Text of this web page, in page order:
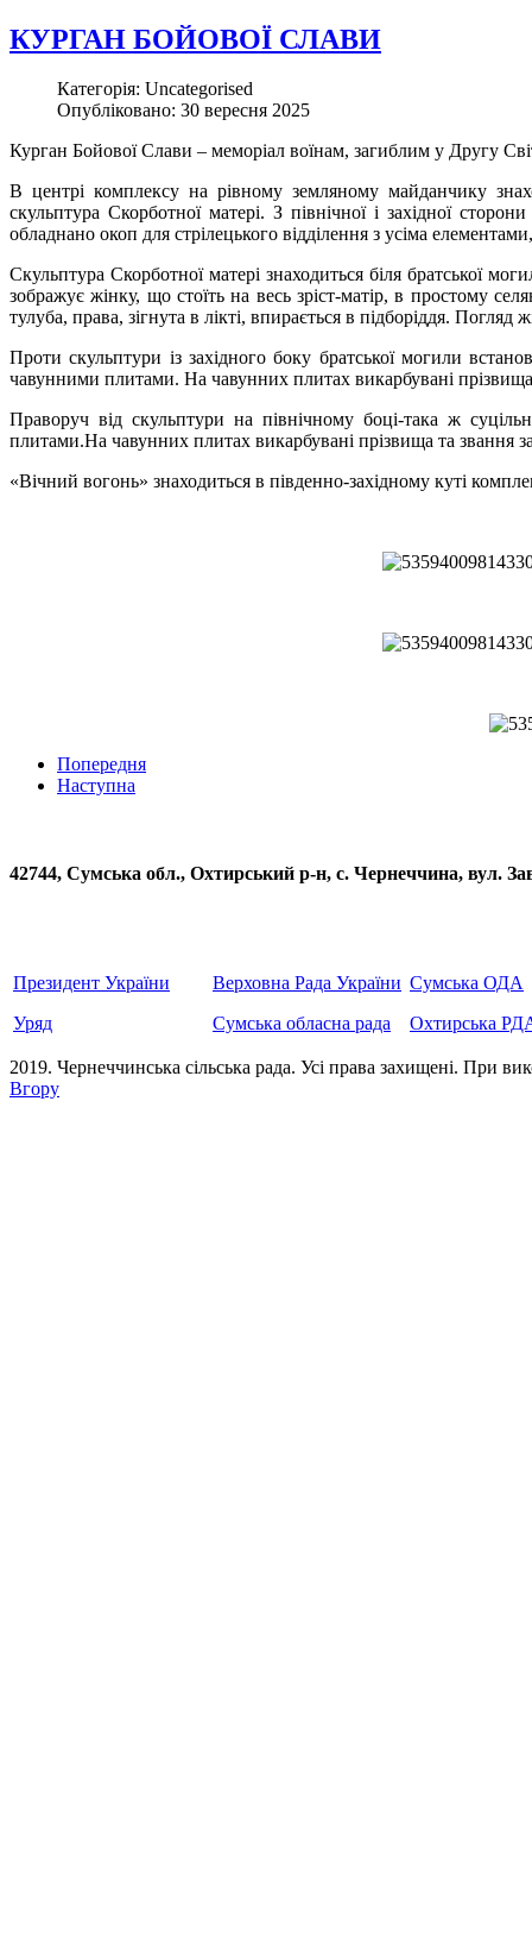
КУРГАН БОЙОВОЇ СЛАВИ
Категорія: Uncategorised
Опубліковано: 30 вересня 2025
Курган Бойової Слави – меморіал воїнам, загиблим у Другу
В центрі комплексу на рівному земляному майданчику
скульптура Скорботної матері. З північної і західної
обладнано окоп для стрілецького відділення з усіма
Скульптура Скорботної матері знаходиться біля братської
зображує жінку, що стоїть на весь зріст-матір, в простому
тулуба, права, зігнута в лікті, впирається в підборіддя.
Проти скульптури із західного боку братської могили
чавунними плитами. На чавунних плитах викарбувані прізвища
Праворуч від скульптури на північному боці-така ж
плитами.На чавунних плитах викарбувані прізвища та звання
«Вічний вогонь» знаходиться в південно-західному куті
Попередня
Наступна
42744, Сумська обл., Охтирський р-н, с. Чернеччина,
Президент України
Уряд
Верховна Рада України
Сумська обласна рада
Сумська ОДА
Охтирська
2019. Чернеччинська сільська рада. Усi права захищенi. При
Вгору